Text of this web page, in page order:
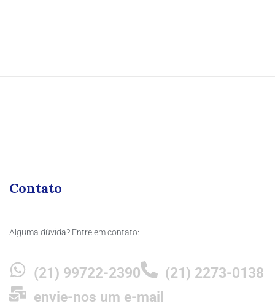
Contato
Alguma dúvida? Entre em contato:
(21) 99722-2390
(21) 2273-0138
envie-nos um e-mail